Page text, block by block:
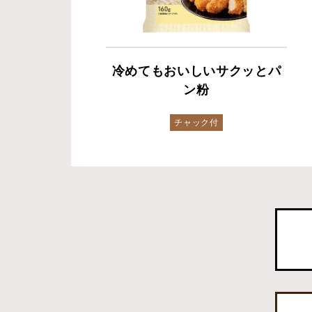
冷めてもおいしいサクッとパ
ン粉
チャック付